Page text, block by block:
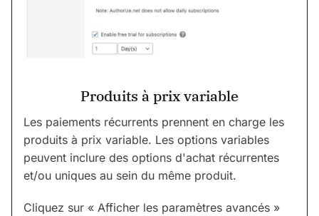
Produits à prix variable
Les paiements récurrents prennent en charge les
produits à prix variable. Les options variables
peuvent inclure des options d'achat récurrentes
et/ou uniques au sein du même produit.
Cliquez sur « Afficher les paramètres avancés »